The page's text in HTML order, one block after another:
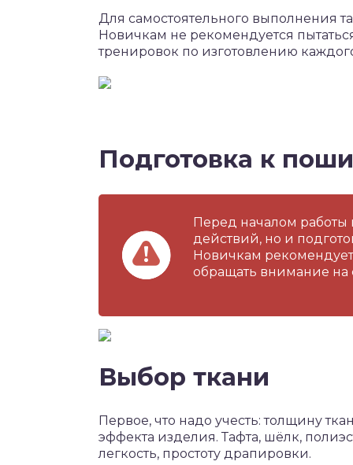
Для самостоятельного выполнения
Новичкам не рекомендуется
тренировок по изготовлению
Подготовка к
Перед началом работы
действий, но и
Новичкам
обращать внимание на
Выбор ткани
Первое, что надо учесть: толщину
эффекта изделия. Тафта, шёлк,
легкость, простоту драпировки.